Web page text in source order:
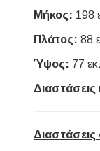
Μήκος: 198
Πλάτος: 88
Ύψος: 77 εκ.
Διαστάσεις